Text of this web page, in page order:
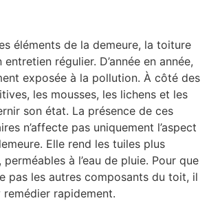
éléments de la demeure, la toiture
régulier. D’année en année,
exposée à la pollution. À côté des
les mousses, les lichens et les
son état. La présence de ces
n’affecte pas uniquement l’aspect
Elle rend les tuiles plus
à l’eau de pluie. Pour que
pas les autres composants du toit, il
remédier rapidement.